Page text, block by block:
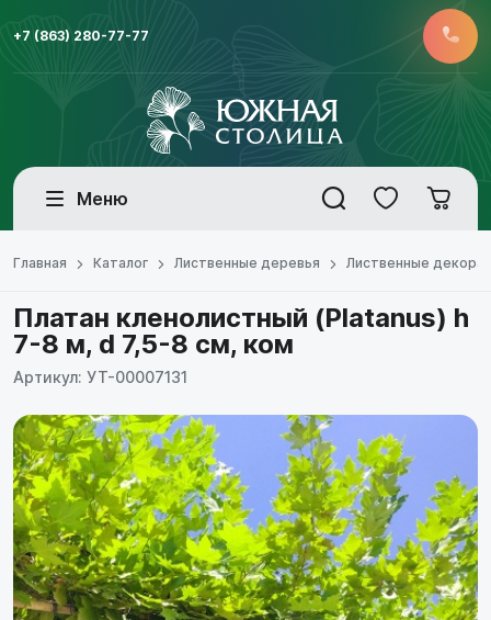
+7 (863) 280-77-77
Меню
Главная Каталог Лиственные деревья Лиственные
Платан кленолистный (Platanus) h
7-8 м, d 7,5-8 см, ком
Артикул: УТ-00007131